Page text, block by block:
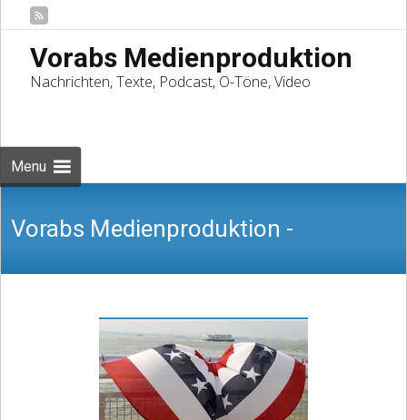
Vorabs Medienproduktion
Nachrichten, Texte, Podcast, O-Töne, Video
Menu
Vorabs Medienproduktion -
Nachrichten, Texte, Podcast, O-Töne,